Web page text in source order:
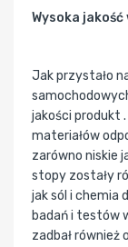
Wysoka
Jak przystało
jakości produkt
materiałów
zarówno niskie
stopy zostały
jak sól i chemia
badań i testów
zadbał również